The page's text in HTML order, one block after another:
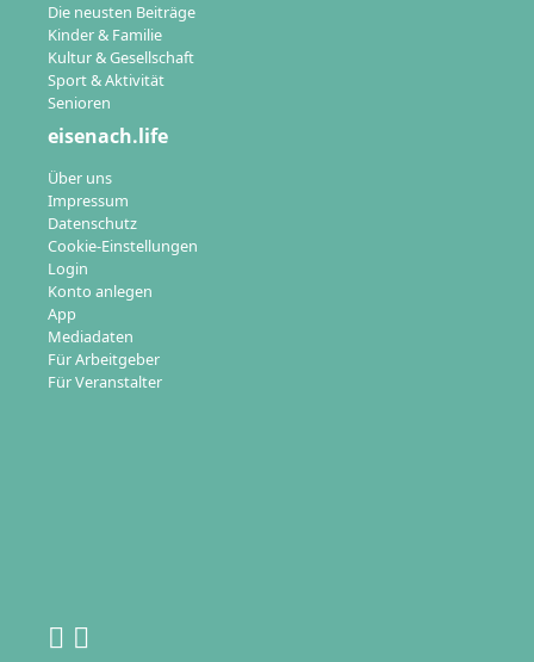
Die neusten Beiträge
Kinder & Familie
Kultur & Gesellschaft
Sport & Aktivität
Senioren
eisenach.life
Über uns
Impressum
Datenschutz
Cookie-Einstellungen
Login
Konto anlegen
App
Mediadaten
Für Arbeitgeber
Für Veranstalter